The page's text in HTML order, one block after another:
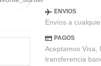
ENVIOS
Envíos a
PAGOS
Aceptamos Visa,
transferencia